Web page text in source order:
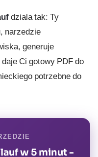
dziala tak: Ty
narzedzie
generuje
Ci gotowy PDF do
potrzebne do
w 5 minut -